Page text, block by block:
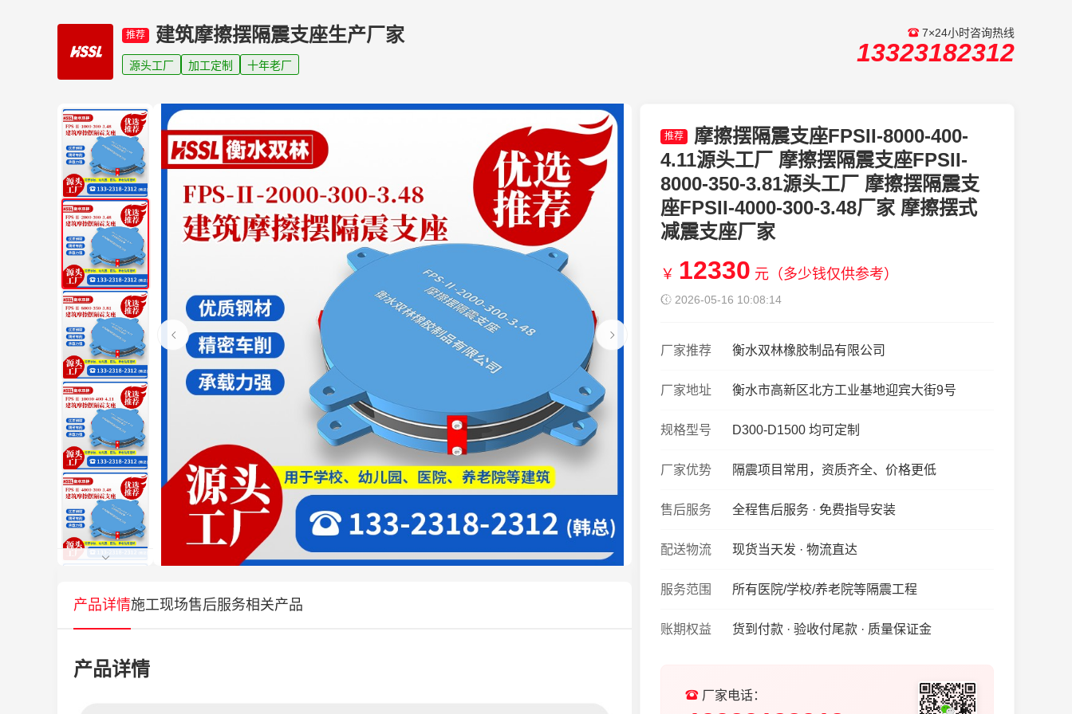
推荐 建筑摩擦摆隔震支座生产厂家
源头工厂 加工定制 十年老厂
7×24小时咨询热线
13323182312
推荐
摩擦摆隔震支座FPSII-8000-400-
4.11源头工厂 摩擦摆隔震支座FPSII-
8000-350-3.81源头工厂 摩擦摆隔震支
座FPSII-4000-300-3.48厂家 摩擦摆式
减震支座厂家
￥ 12330 元（多少钱仅供参考）
2026-05-16 10:08:14
厂家推荐 衡水双林橡胶制品有限公司
厂家地址 衡水市高新区北方工业基地迎宾大街9号
规格型号 D300-D1500 均可定制
厂家优势 隔震项目常用，资质齐全、价格更低
售后服务 全程售后服务 · 免费指导安装
配送物流 现货当天发 · 物流直达
服务范围 所有医院/学校/养老院等隔震工程
账期权益 货到付款 · 验收付尾款 · 质量保证金
厂家电话：
产品详情施工现场售后服务相关产品
产品详情